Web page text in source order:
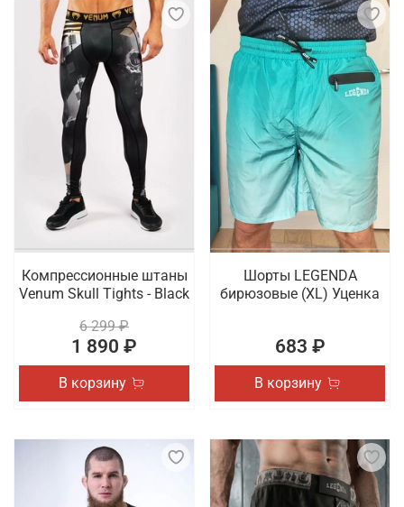
Компрессионные штаны
Venum Skull Tights - Black
6 299 ₽
1 890 ₽
В корзину
Шорты LEGENDA
бирюзовые (XL) Уценка
683 ₽
В корзину